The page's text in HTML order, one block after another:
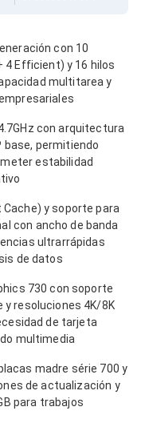
con 10
4 Efficient) y 16 hilos
multitarea y
con arquitectura
base, permitiendo
estabilidad
y soporte para
con ancho de banda
ultrarrápidas
de datos
730 con soporte
resoluciones 4K/8K
de tarjeta
multimedia
madre série 700 y
de actualización y
para trabajos